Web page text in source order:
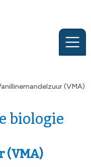
(VMA)
biologie
(VMA)